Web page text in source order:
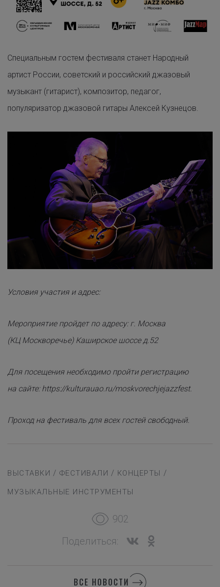
Специальным гостем фестиваля станет Народный
артист России, советский и российский джазовый
музыкант (гитарист), композитор, педагог,
популяризатор джазовой гитары Алексей Кузнецов.
Условия участия и адрес:
Мероприятие пройдет по адресу: г. Москва
(КЦ Москворечье) Каширское шоссе д.52
Для посещения необходимо пройти регистрацию
на сайте: https://kulturauao.ru/moskvorechjejazzfest.
Проход на фестиваль для всех гостей свободный.
ВЫСТАВКИ / ФЕСТИВАЛИ / КОНЦЕРТЫ /
МУЗЫКАЛЬНЫЕ ИНСТРУМЕНТЫ
902
Поделиться:
ВСЕ НОВОСТИ